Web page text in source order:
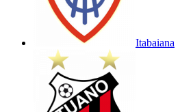
Itabaiana